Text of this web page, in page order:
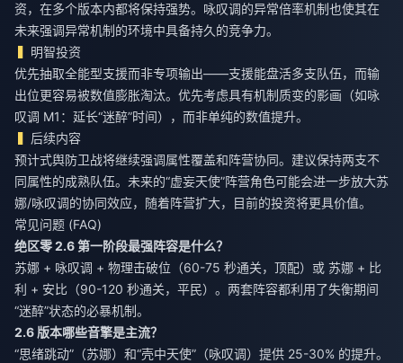
资，在多个版本内都将保持强势。咏叹调的异常倍率机制也使其在
未来强调异常机制的环境中具备持久的竞争力。
明智投资
优先抽取全能型支援而非专项输出——支援能盘活多支队伍，而输
出位更容易被数值膨胀淘汰。优先考虑具有机制质变的影画（如咏
叹调 M1：延长“迷醉”时间），而非单纯的数值提升。
后续内容
预计式舆防卫战将继续强调属性覆盖和阵营协同。建议保持两支不
同属性的成熟队伍。未来的“虚妄天使”阵营角色可能会进一步放大苏
娜/咏叹调的协同效应，随着阵营扩大，目前的投资将更具价值。
常见问题 (FAQ)
绝区零 2.6 第一阶段最强阵容是什么？
苏娜 + 咏叹调 + 物理击破位（60-75 秒通关，顶配）或 苏娜 + 比
利 + 安比（90-120 秒通关，平民）。两套阵容都利用了失衡期间
“迷醉”状态的必暴机制。
2.6 版本哪些音擎是主流？
“思绪跳动”（苏娜）和“壳中天使”（咏叹调）提供 25-30% 的提升。